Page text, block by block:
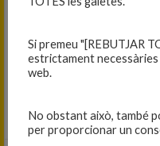
C.B. BLANES
Si premeu "[REBUTJAR
estrictament
web.
No obstant això, també
per proporcionar un